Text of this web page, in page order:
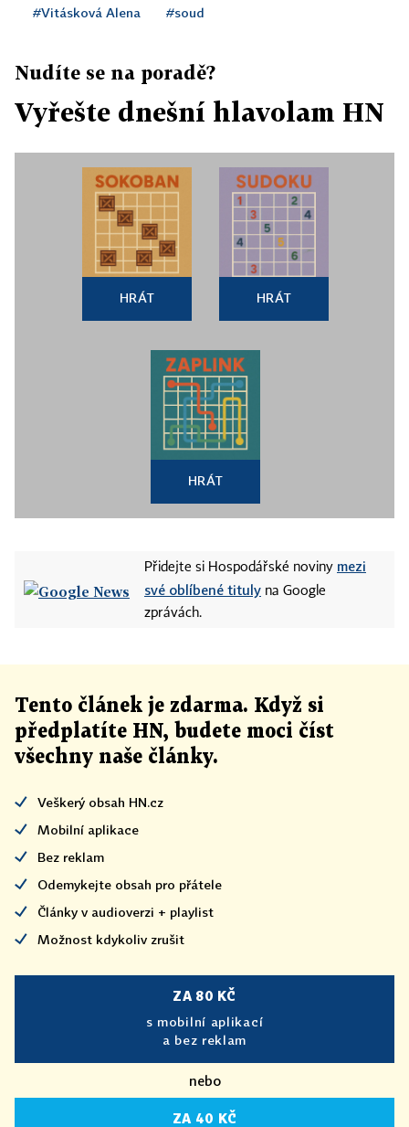
#Vitásková Alena #soud
Nudíte se na poradě?
Vyřešte dnešní hlavolam HN
HRÁT HRÁT
HRÁT
Přidejte si Hospodářské noviny mezi
své oblíbené tituly na Google
zprávách.
Tento článek je zdarma. Když si
předplatíte HN, budete moci číst
všechny naše články.
Veškerý obsah HN.cz
Mobilní aplikace
Bez reklam
Odemykejte obsah pro přátele
Články v audioverzi + playlist
Možnost kdykoliv zrušit
ZA 80 KČ
s mobilní aplikací
a bez reklam
nebo
ZA 40 KČ